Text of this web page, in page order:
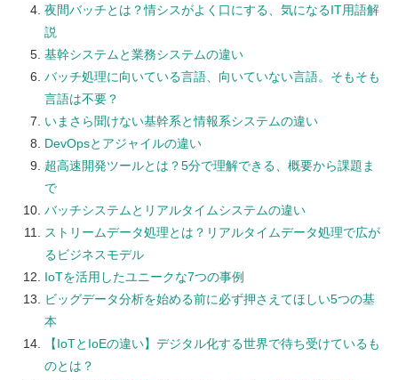
夜間バッチとは？情シスがよく口にする、気になるIT用語解
説
基幹システムと業務システムの違い
バッチ処理に向いている言語、向いていない言語。そもそも
言語は不要？
いまさら聞けない基幹系と情報系システムの違い
DevOpsとアジャイルの違い
超高速開発ツールとは？5分で理解できる、概要から課題ま
で
バッチシステムとリアルタイムシステムの違い
ストリームデータ処理とは？リアルタイムデータ処理で広が
るビジネスモデル
IoTを活用したユニークな7つの事例
ビッグデータ分析を始める前に必ず押さえてほしい5つの基
本
【IoTとIoEの違い】デジタル化する世界で待ち受けているも
のとは？